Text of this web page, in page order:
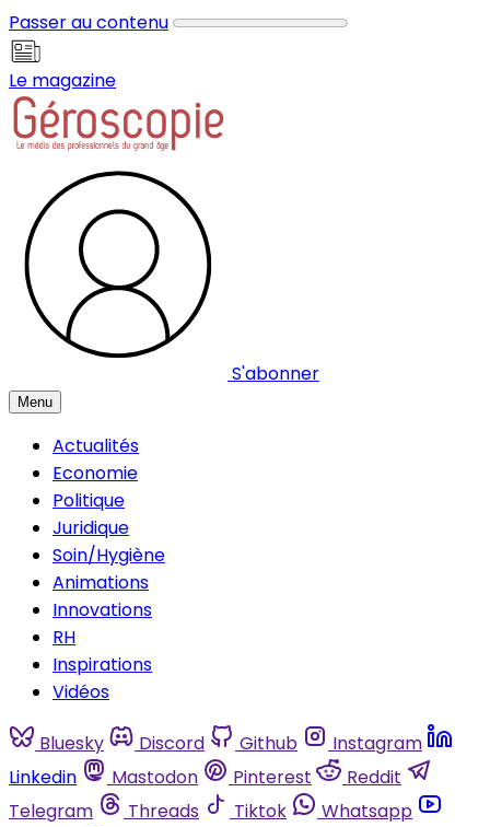
Passer au contenu
Le magazine
S'abonner
Menu
Actualités
Economie
Politique
Juridique
Soin/Hygiène
Animations
Innovations
RH
Inspirations
Vidéos
Bluesky Discord Github
Instagram
Linkedin
Mastodon Pinterest
Reddit
Telegram
Threads Tiktok
Whatsapp
Panneau de gestion des cookies